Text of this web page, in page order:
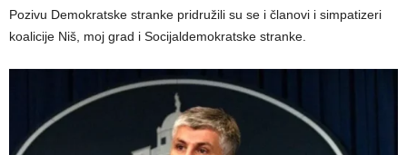
Pozivu Demokratske stranke pridružili su se i članovi i simpatizeri
koalicije Niš, moj grad i Socijaldemokratske stranke.